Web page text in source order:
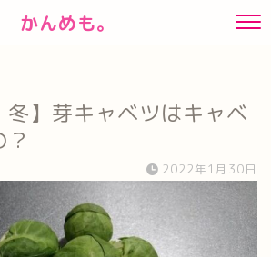
かんめも。
冬】芽キャベツはキャベ
2022年1月30日